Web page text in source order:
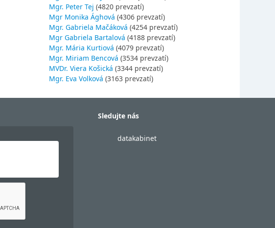
Mgr. Peter Tej (4820 prevzatí)
Mgr Monika Ághová (4306 prevzatí)
Mgr. Gabriela Mačáková (4254 prevzatí)
Mgr Gabriela Bartalová (4188 prevzatí)
Mgr. Mária Kurtiová (4079 prevzatí)
Mgr. Miriam Bencová (3534 prevzatí)
MVDr. Viera Košická (3344 prevzatí)
Mgr. Eva Volková (3163 prevzatí)
Sledujte nás
datakabinet